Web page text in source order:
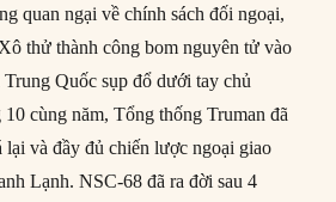
quan ngại về chính sách đối ngoại,
thử thành công bom nguyên tử vào
Quốc sụp đổ dưới tay chủ
10 cùng năm, Tổng thống Truman đã
lại và đầy đủ chiến lược ngoại giao
Lạnh. NSC-68 đã ra đời sau 4